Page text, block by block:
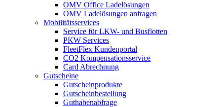
OMV Office Ladelösungen
OMV Ladelösungen anfragen
Mobilitätsservices
Service für LKW- und Busflotten
PKW Services
FleetFlex Kundenportal
CO2 Kompensationsservice
Card Abrechnung
Gutscheine
Gutscheinprodukte
Gutscheinbestellung
Guthabenabfrage